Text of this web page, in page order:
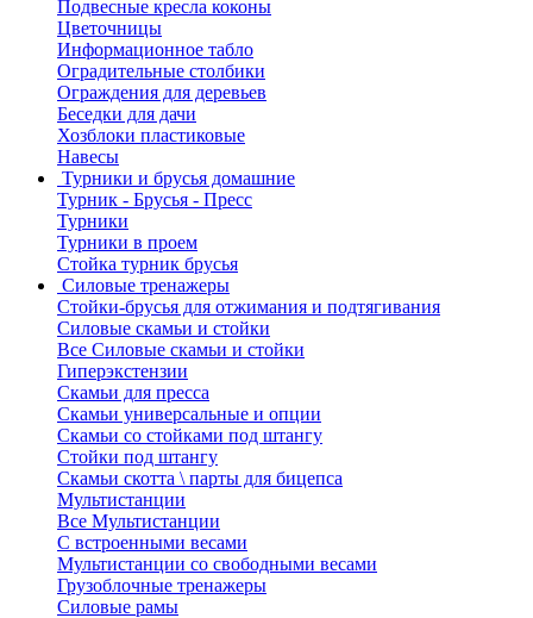
Подвесные кресла коконы
Цветочницы
Информационное табло
Оградительные столбики
Ограждения для деревьев
Беседки для дачи
Хозблоки пластиковые
Навесы
Турники и брусья домашние
Турник - Брусья - Пресс
Турники
Турники в проем
Стойка турник брусья
Силовые тренажеры
Стойки-брусья для отжимания и подтягивания
Силовые скамьи и стойки
Все Силовые скамьи и стойки
Гиперэкстензии
Скамьи для пресса
Скамьи универсальные и опции
Скамьи со стойками под штангу
Стойки под штангу
Скамьи скотта \ парты для бицепса
Мультистанции
Все Мультистанции
С встроенными весами
Мультистанции со свободными весами
Грузоблочные тренажеры
Силовые рамы